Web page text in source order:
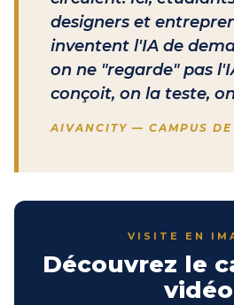
designers et
inventent l'IA de
on ne "regarde" pas
conçoit, on la teste,
AIVANCITY — CAMPUS
VISITE EN
Découvrez le
vidéo